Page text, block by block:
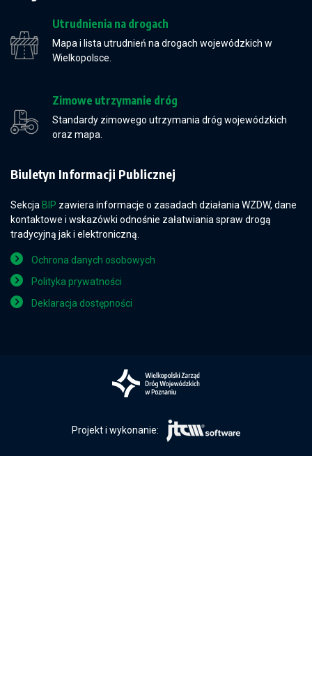
Utrudnienia na drogach
Mapa i lista utrudnień na drogach wojewódzkich w
Wielkopolsce.
Zimowe utrzymanie dróg
Standardy zimowego utrzymania dróg wojewódzkich
oraz mapa.
Biuletyn Informacji Publicznej
Sekcja BIP zawiera informacje o zasadach działania WZDW, dane
kontaktowe i wskazówki odnośnie załatwiania spraw drogą
tradycyjną jak i elektroniczną.
Ochrona danych osobowych
Polityka prywatności
Deklaracja dostępności
Projekt i wykonanie: